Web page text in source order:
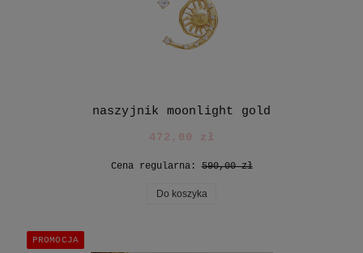
naszyjnik moonlight gold
472,00 zł
Cena regularna:590,00 zł
Do koszyka
PROMOCJA